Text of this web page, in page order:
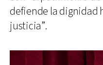
defiende la dignidad
justicia”.